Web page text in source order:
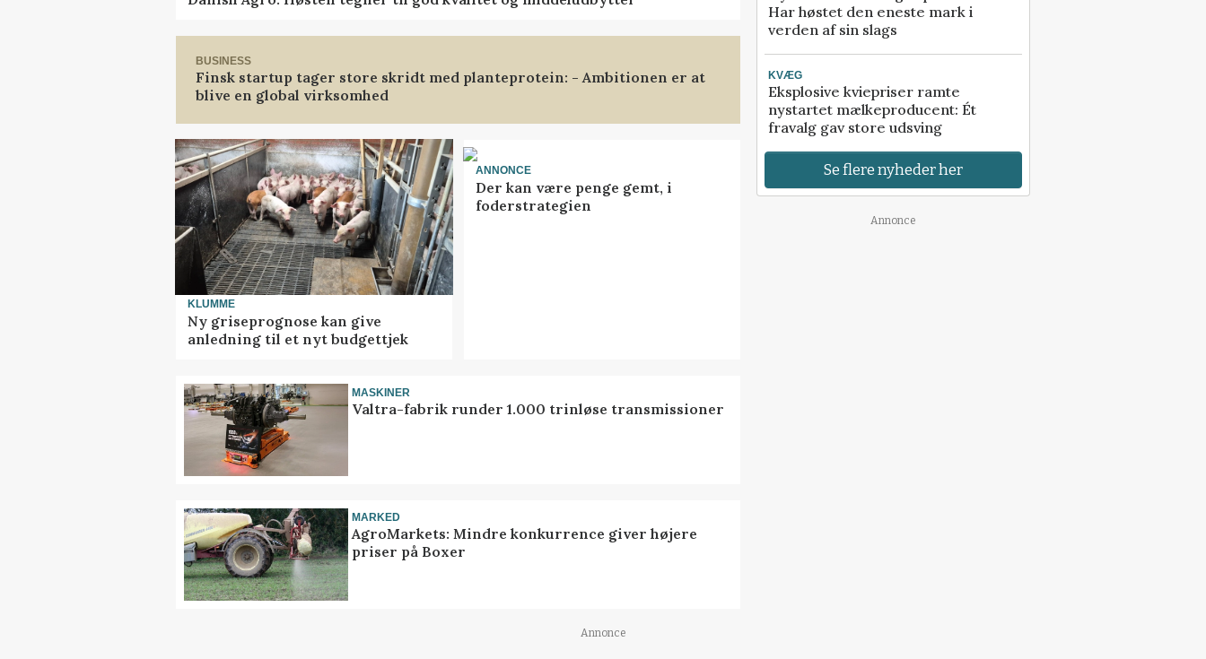
BUSINESS
Finsk startup tager store skridt med planteprotein: - Ambitionen er at
blive en global virksomhed
KLUMME
Ny griseprognose kan give
anledning til et nyt budgettjek
ANNONCE
Der kan være penge gemt, i
foderstrategien
MASKINER
Valtra-fabrik runder 1.000 trinløse transmissioner
MARKED
AgroMarkets: Mindre konkurrence giver højere
priser på Boxer
Har høstet den eneste mark i
verden af sin slags
KVÆG
Eksplosive kviepriser ramte
nystartet mælkeproducent: Ét
fravalg gav store udsving
Se flere nyheder her
Annonce
Annonce